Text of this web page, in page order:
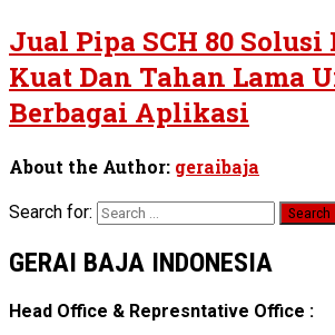
Jual Pipa SCH 80 Solusi
Kuat Dan Tahan Lama
Berbagai Aplikasi
About the Author: geraibaja
Search for:
GERAI BAJA INDONESIA
Head Office & Represntative Office :